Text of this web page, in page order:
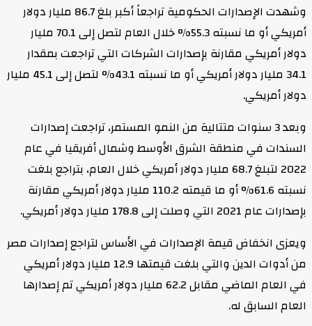
وشهدت الإصدارات الحكومية تراجعاً أكبر بلغ 86.7 مليار دولار
أمريكي أو ما نسبته 55.3% خلال العام لتصل إلى 70.1 مليار
دولار أمريكي مقارنة بإصدارات الشركات التي تراجعت بمقدار
34.1 مليار دولار أمريكي أو ما نسبته 43.1% لتصل إلى 45.1 مليار
دولار أمريكي.
وبعد 3 سنوات متتالية من النمو المستمر، تراجعت إصدارات
السندات في منطقة الشرق الأوسط وشمال أفريقيا في عام
2022 لتبلغ 68.7 مليار دولار أمريكي خلال العام، بتراجع بلغت
نسبته 61.6% أو ما قيمته 110.2 مليار دولار أمريكي مقارنة
بإصدارات عام 2021 التي وصلت إلى 178.8 مليار دولار أمريكي.
ويعزى انخفاض قيمة الإصدارات في الأساس لتراجع إصدارات مصر
من أدوات الدين والتي بلغت قيمتها 12.9 مليار دولار أمريكي
في العام الماضي مقابل 62.2 مليار دولار أمريكي تم إصدارها
العام السابق له.